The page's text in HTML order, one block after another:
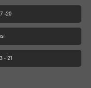
-20
- 21